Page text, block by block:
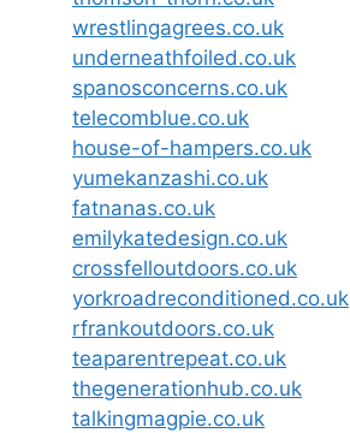
wrestlingagrees.co.uk
underneathfoiled.co.uk
spanosconcerns.co.uk
telecomblue.co.uk
house-of-hampers.co.uk
yumekanzashi.co.uk
fatnanas.co.uk
emilykatedesign.co.uk
crossfelloutdoors.co.uk
yorkroadreconditioned.co.uk
rfrankoutdoors.co.uk
teaparentrepeat.co.uk
thegenerationhub.co.uk
talkingmagpie.co.uk